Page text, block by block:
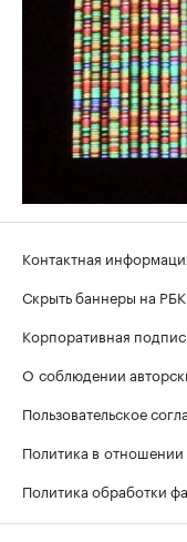
Контактная
Скрыть баннеры на РБК
Корпоративная
О соблюдении
Пользовательское
Политика в
Политика обработки